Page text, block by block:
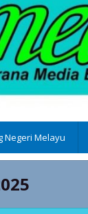
Negeri Melayu